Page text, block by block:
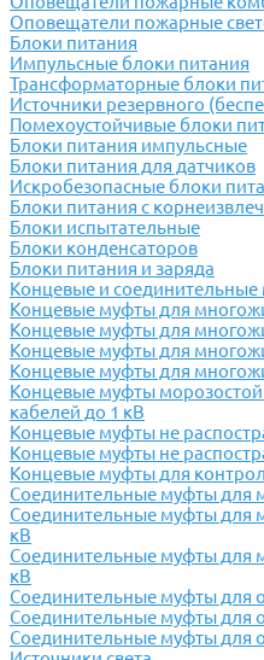
Оповещатели пожарные
Блоки питания
Импульсные блоки питания
Трансформаторные блоки
Источники резервного
Помехоустойчивые блоки
Блоки питания импульсные
Блоки питания для датчиков
Искробезопасные блоки
Блоки питания с
Блоки испытательные
Блоки конденсаторов
Блоки питания и заряда
Концевые и
Концевые муфты для
Концевые муфты для
Концевые муфты для
Концевые муфты для
Концевые муфты
кабелей до 1 кВ
Концевые муфты не
Концевые муфты не
Концевые муфты для
Соединительные муфты для
Соединительные муфты для
кВ
Соединительные муфты для
кВ
Соединительные муфты для
Соединительные муфты для
Соединительные муфты для